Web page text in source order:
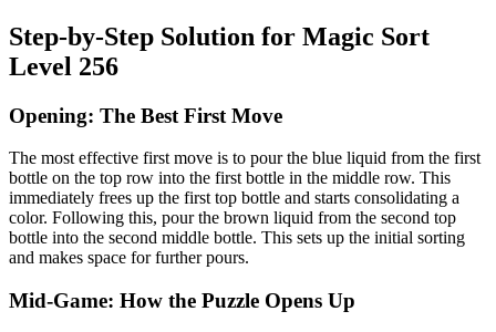
Step-by-Step Solution for Magic Sort
Level 256
Opening: The Best First Move
The most effective first move is to pour the blue liquid from the first
bottle on the top row into the first bottle in the middle row. This
immediately frees up the first top bottle and starts consolidating a
color. Following this, pour the brown liquid from the second top
bottle into the second middle bottle. This sets up the initial sorting
and makes space for further pours.
Mid-Game: How the Puzzle Opens Up